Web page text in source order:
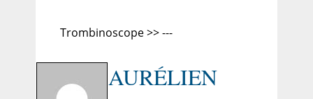
Trombinoscope >> ---
AURÉLIEN